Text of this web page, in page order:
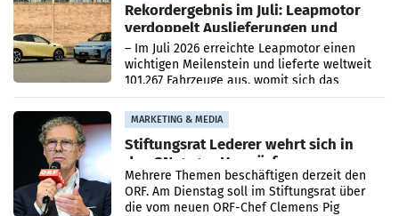
Rekordergebnis im Juli: Leapmotor
verdoppelt Auslieferungen und
überschreitet die 100.000er-Marke
– Im Juli 2026 erreichte Leapmotor einen
wichtigen Meilenstein und lieferte weltweit
101.267 Fahrzeuge aus, womit sich das
Ergebnis gegenüber Juli 2025 mehr als
verdoppelte (+102
MARKETING & MEDIA
Stiftungsrat Lederer wehrt sich in
den SN gegen Vorwürfe
Mehrere Themen beschäftigen derzeit den
ORF. Am Dienstag soll im Stiftungsrat über
die vom neuen ORF-Chef Clemens Pig